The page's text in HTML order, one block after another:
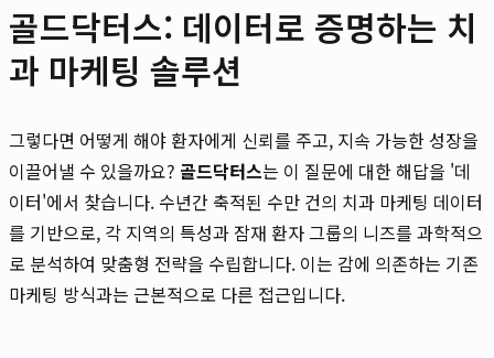
골드닥터스: 데이터로 증명하는 치
과 마케팅 솔루션
그렇다면 어떻게 해야 환자에게 신뢰를 주고, 지속 가능한 성장을
이끌어낼 수 있을까요? 골드닥터스는 이 질문에 대한 해답을 '데
이터'에서 찾습니다. 수년간 축적된 수만 건의 치과 마케팅 데이터
를 기반으로, 각 지역의 특성과 잠재 환자 그룹의 니즈를 과학적으
로 분석하여 맞춤형 전략을 수립합니다. 이는 감에 의존하는 기존
마케팅 방식과는 근본적으로 다른 접근입니다.